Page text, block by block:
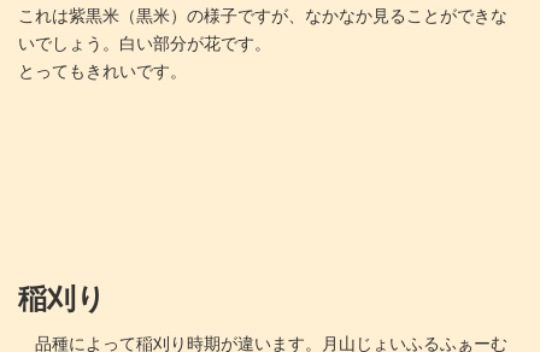
これは紫黒米（黒米）の様子ですが、なかなか見ることができな
いでしょう。白い部分が花です。
とってもきれいです。
稲刈り
品種によって稲刈り時期が違います。月山じょいふるふぁーむ